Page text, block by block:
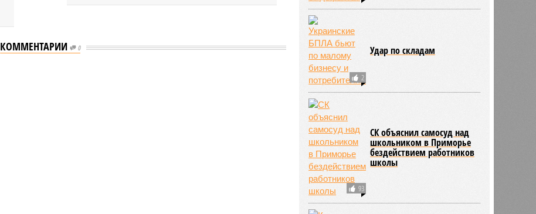
КОММЕНТАРИИ 0
2
Удар по складам
93
СК объяснил самосуд над
школьником в Приморье
бездействием работников
школы